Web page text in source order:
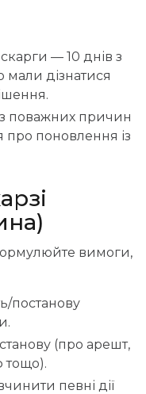
— 10 днів з
мали дізнатися
поважних причин
поновлення із
вимоги,
постанову
(про арешт,
тощо).
певні дії